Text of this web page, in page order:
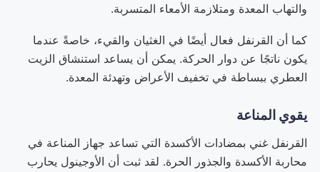
والتهاب المعدة ومتلازمة الأمعاء المتسربة.
كما أن القرنفل فعال أيضًا في الغثيان والقيء، خاصةً عندما
يكون ناتجًا عن دوار الحركة. يمكن أن يساعد استنشاق الزيت
العطري ببساطة في تخفيف الأعراض وتهدئة المعدة.
يقوي المناعة
القرنفل غني بمضادات الأكسدة التي تساعد جهاز المناعة في
محاربة الأكسدة والجذور الحرة. لقد ثبت أن الأوجينول يحارب